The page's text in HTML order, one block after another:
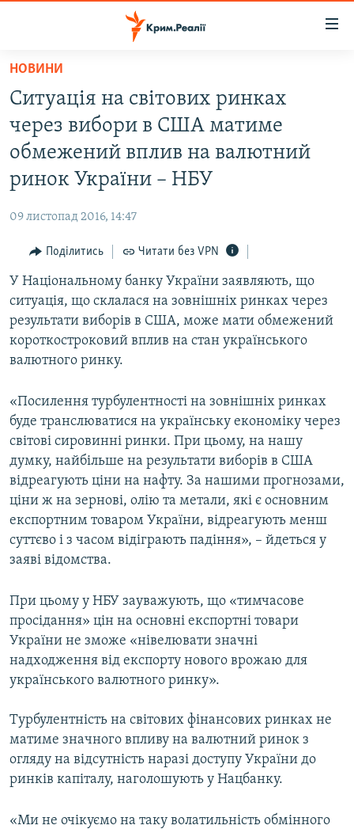
Перейти
основного
матеріалу
Перейти
до
основної
Перейти
пошуку
ВОДА.КРИМ
ВІДЕО ТА ФОТО
ПОЛІТИКА
ІНТЕРВ'Ю
ВСЕ ЗА ДЕНЬ
СПЕЦПРОЕКТИ
ДЕПОРТАЦІЯ
ВІДЕОУРОКИ «ELIFBE»
СВІДЧЕННЯ ОКУПАЦІЇ
УКРАЇНСЬКА ПРОБЛЕМА КРИМУ
ІНФОГРАФІКА
ЯК ОБІЙТИ БЛОКУВАННЯ
Qırımtatar
ДОЛУЧАЙСЯ!
Усі сайти RFE/RL
НОВИНИ
Ситуація на світових ринках
через вибори в США матиме
обмежений вплив на валютний
ринок України – НБУ
09 листопад 2016, 14:47
Поділитись Читати без VPN
У Національному банку України заявляють, що
ситуація, що склалася на зовнішніх ринках через
результати виборів в США, може мати обмежений
короткостроковий вплив на стан українського
валютного ринку.
«Посилення турбулентності на зовнішніх ринках
буде транслюватися на українську економіку через
світові сировинні ринки. При цьому, на нашу
думку, найбільше на результати виборів в США
відреагують ціни на нафту. За нашими прогнозами,
ціни ж на зернові, олію та метали, які є основним
експортним товаром України, відреагують менш
суттєво і з часом відіграють падіння», – йдеться у
заяві відомства.
При цьому у НБУ зауважують, що «тимчасове
просідання» цін на основні експортні товари
України не зможе «нівелювати значні
надходження від експорту нового врожаю для
українського валютного ринку».
Турбулентність на світових фінансових ринках не
матиме значного впливу на валютний ринок з
огляду на відсутність наразі доступу України до
ринків капіталу, наголошують у Нацбанку.
«Ми не очікуємо на таку волатильність обмінного